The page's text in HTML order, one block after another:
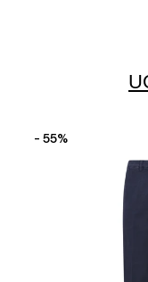
- 55%